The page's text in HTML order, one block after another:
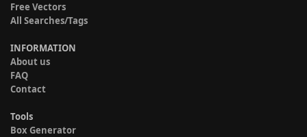
Free Vectors
All Searches/Tags
INFORMATION
About us
FAQ
Contact
Tools
Box Generator